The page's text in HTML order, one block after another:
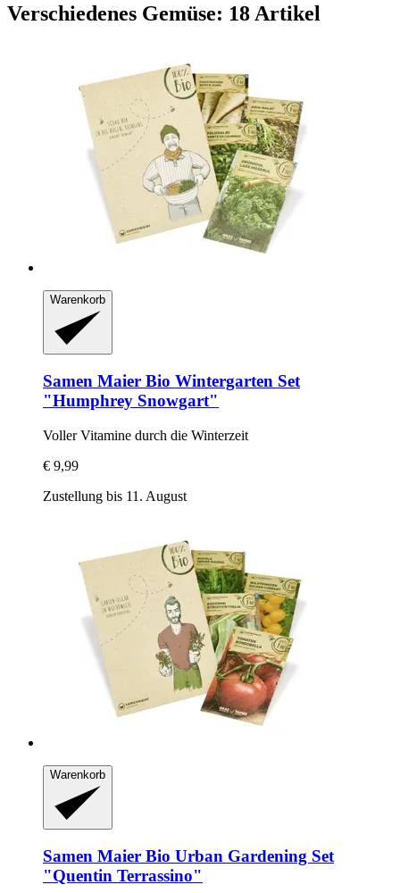
Verschiedenes Gemüse: 18 Artikel
Warenkorb
Samen Maier Bio Wintergarten Set
"Humphrey Snowgart"
Voller Vitamine durch die Winterzeit
€ 9,99
Zustellung bis 11. August
Warenkorb
Samen Maier Bio Urban Gardening Set
"Quentin Terrassino"